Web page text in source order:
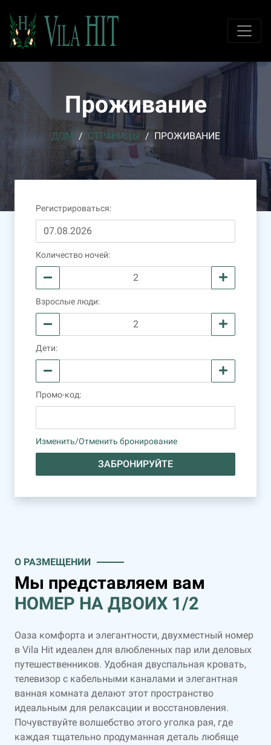
Проживание
ДОМ СТРАНИЦЫ ПРОЖИВАНИЕ
Регистрироваться:
Количество ночей:
Взрослые люди:
Дети:
Промо-код:
Изменить/Отменить бронирование
ЗАБРОНИРУЙТЕ
О РАЗМЕЩЕНИИ
Мы представляем вам
НОМЕР НА ДВОИХ 1/2
Оаза комфорта и элегантности, двухместный номер
в Vila Hit идеален для влюбленных пар или деловых
путешественников. Удобная двуспальная кровать,
телевизор с кабельными каналами и элегантная
ванная комната делают этот пространство
идеальным для релаксации и восстановления.
Почувствуйте волшебство этого уголка рая, где
каждая тщательно продуманная деталь любяще